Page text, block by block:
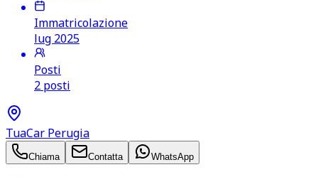
Immatricolazione
lug 2025
Posti
2 posti
TuaCar Perugia
Chiama Contatta WhatsApp